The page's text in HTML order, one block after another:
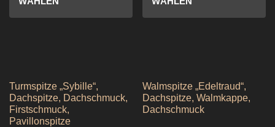
Turmspitze „Sybille“,
Dachspitze, Dachschmuck,
Firstschmuck,
Pavillonspitze
Walmspitze „Edeltraud“,
Dachspitze, Walmkappe,
Dachschmuck